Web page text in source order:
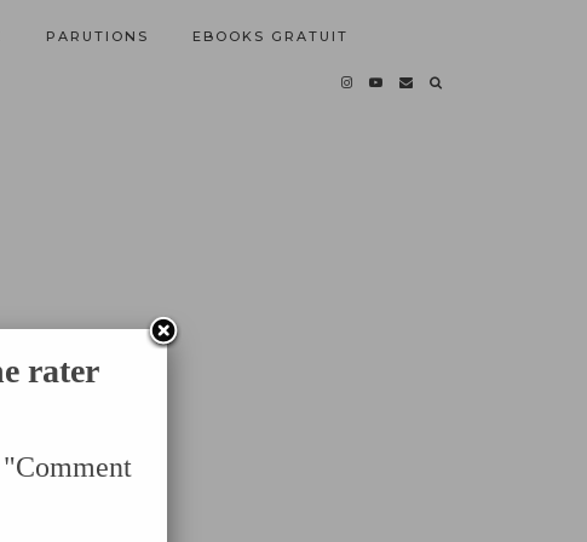
PARUTIONS EBOOKS GRATUIT
rater